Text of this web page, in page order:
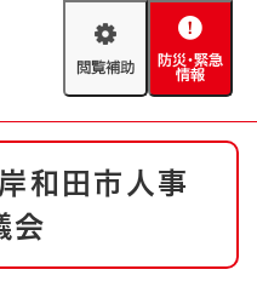
閲
助
防
緊
情
救急・消防
AED設置箇所
和田市人事
会